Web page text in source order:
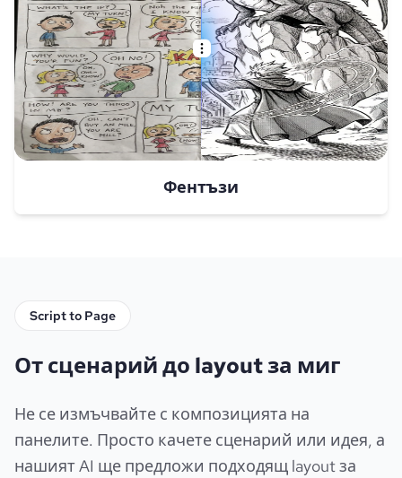
Фентъзи
Script to Page
От сценарий до layout за миг
Не се измъчвайте с композицията на
панелите. Просто качете сценарий или идея, а
нашият AI ще предложи подходящ layout за